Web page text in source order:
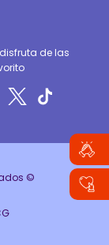
de las
©